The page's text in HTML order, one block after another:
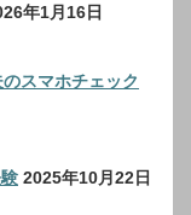
年1月16日
スマホチェック
2025年10月22日